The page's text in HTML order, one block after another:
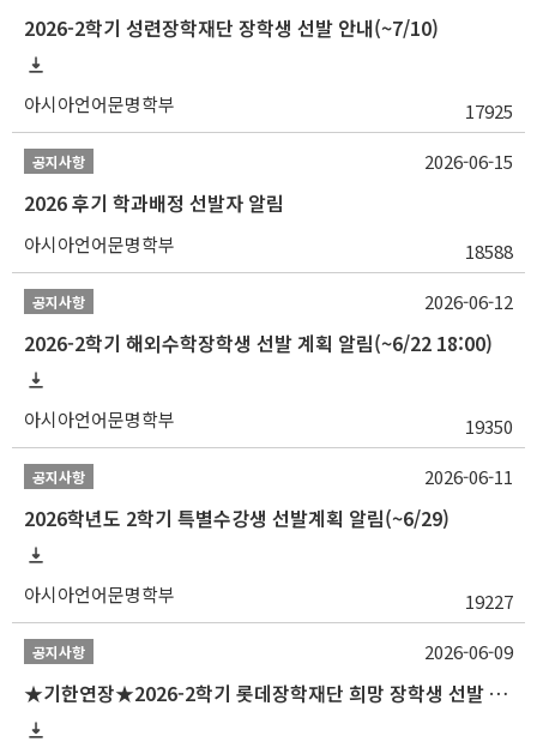
2026-2학기 성련장학재단 장학생 선발 안내(~7/10)
아시아언어문명학부 17925
공지사항
2026 후기 학과배정 선발자 알림
아시아언어문명학부 18588
2026-06-15
공지사항
2026-2학기 해외수학장학생 선발 계획 알림(~6/22 18:00)
아시아언어문명학부 19350
2026-06-12
공지사항
2026학년도 2학기 특별수강생 선발계획 알림(~6/29)
아시아언어문명학부 19227
2026-06-11
공지사항
★기한연장★2026-2학기 롯데장학재단 희망 장학생 선발 안내(~6/15
2026-06-09